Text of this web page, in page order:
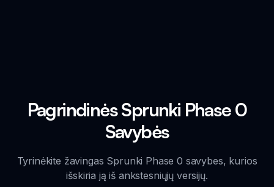
Pagrindinės Sprunki Phase 0
Savybės
Tyrinėkite žavingas Sprunki Phase 0 savybes, kurios
išskiria ją iš ankstesniųjų versijų.